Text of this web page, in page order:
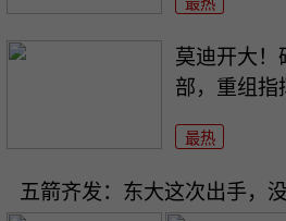
莫迪开大！
部，重组指
最热
五箭齐发：东大这次出手，